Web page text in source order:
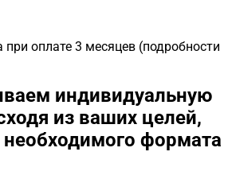
при оплате 3 месяцев (подробности
индивидуальную
из ваших целей,
необходимого формата